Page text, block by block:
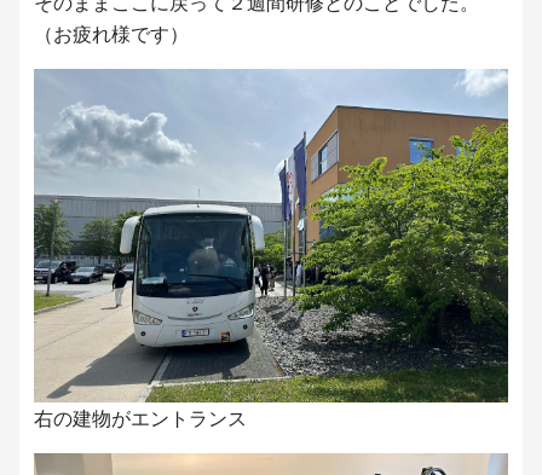
（お疲れ様です）
右の建物がエントランス